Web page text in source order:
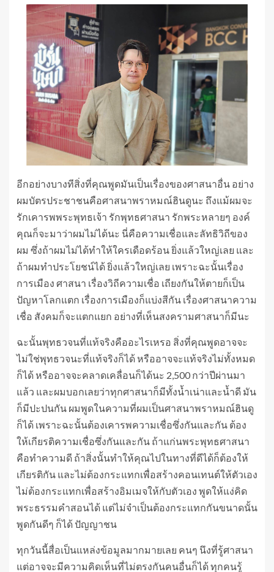
อีกอย่างบางทีสิ่งที่คุณพูดมันเป็นเรื่องของศาสนาอื่น อย่าง
ผมบัตรประชาชนคือศาสนาพราหมณ์ฮินดูนะ ถึงแม้ผมจะ
รักเคารพพระพุทธเจ้า รักพุทธศาสนา รักพระหลายๆ องค์
คุณก็จะมาว่าผมไม่ได้นะ นี่คือความเชื่อและลัทธิวิถีของ
ผม ซึ่งถ้าผมไม่ได้ทำให้ใครเดือดร้อน ยิ่งแล้วใหญ่เลย และ
ถ้าผมทำประโยชน์ได้ ยิ่งแล้วใหญ่เลย เพราะฉะนั้นเรื่อง
การเมือง ศาสนา เรื่องวิถีความเชื่อ เถียงกันให้ตายก็เป็น
ปัญหาโลกแตก เรื่องการเมืองก็แบ่งสีกัน เรื่องศาสนาความ
เชื่อ สังคมก็จะแตกแยก อย่างที่เห็นสงครามศาสนาก็มีนะ
ฉะนั้นพุทธวจนที่แท้จริงคืออะไรเหรอ สิ่งที่คุณพูดอาจจะ
ไม่ใช่พุทธวจนะที่แท้จริงก็ได้ หรืออาจจะแท้จริงไม่ทั้งหมด
ก็ได้ หรืออาจจะคลาดเคลื่อนก็ได้นะ 2,500 กว่าปีผ่านมา
แล้ว และผมบอกเลยว่าทุกศาสนาก็มีทั้งน้ำเน่าและน้ำดี มัน
ก็มีปะปนกัน ผมพูดในความที่ผมเป็นศาสนาพราหมณ์ฮินดู
ก็ได้ เพราะฉะนั้นต้องเคารพความเชื่อซึ่งกันและกัน ต้อง
ให้เกียรติความเชื่อซึ่งกันและกัน ถ้าแก่นพระพุทธศาสนา
คือทำความดี ถ้าสิ่งนั้นทำให้คุณไปในทางที่ดีได้ก็ต้องให้
เกียรติกัน และไม่ต้องกระแทกเพื่อสร้างคอนเทนต์ให้ตัวเอง
ไม่ต้องกระแทกเพื่อสร้างอิมเมจให้กับตัวเอง พูดให้แง่คิด
พระธรรมคำสอนได้ แต่ไม่จำเป็นต้องกระแทกกันขนาดนั้น
พูดกันดีๆ ก็ได้ ปัญญาชน
ทุกวันนี้สื่อเป็นแหล่งข้อมูลมากมายเลย คนๆ นึงที่รู้ศาสนา
แต่อาจจะมีความคิดเห็นที่ไม่ตรงกันคนอื่นก็ได้ ทุกคนรู้